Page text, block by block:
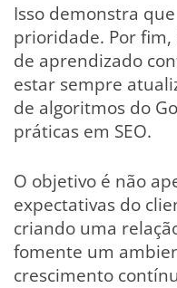
Isso demonstra
prioridade. Por
de aprendizado
estar sempre
de algoritmos do
práticas em SEO.
O objetivo é não
expectativas do
criando uma
fomente um
crescimento